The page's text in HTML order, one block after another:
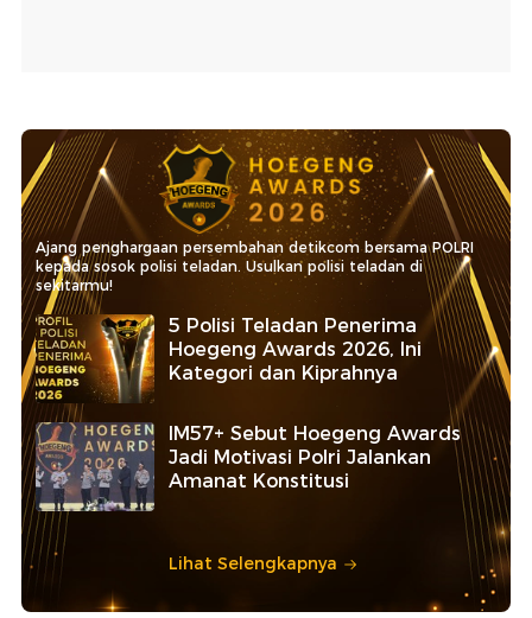
Ajang penghargaan persembahan detikcom bersama POLRI
kepada sosok polisi teladan. Usulkan polisi teladan di
sekitarmu!
5 Polisi Teladan Penerima
Hoegeng Awards 2026, Ini
Kategori dan Kiprahnya
IM57+ Sebut Hoegeng Awards
Jadi Motivasi Polri Jalankan
Amanat Konstitusi
Lihat Selengkapnya